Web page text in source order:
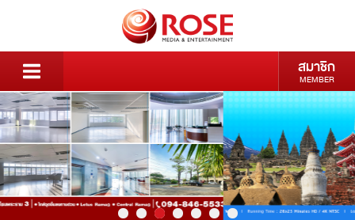
สมาชิก
MEMBER